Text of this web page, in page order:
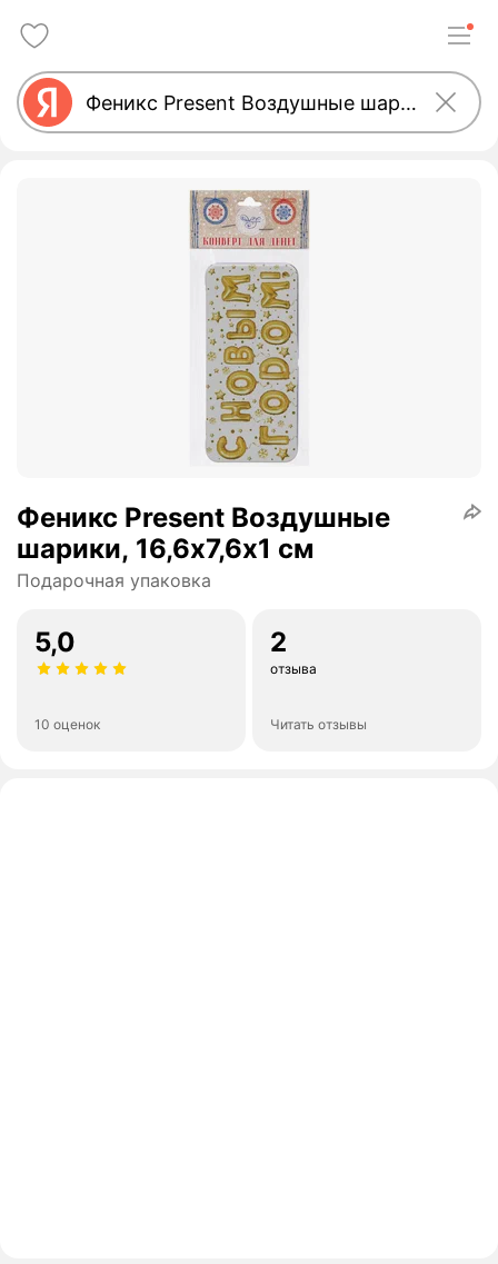
Феникс Present Воздушные
шарики, 16,6х7,6х1 см
Подарочная упаковка
5,0
10 оценок
2
отзыва
Читать отзывы